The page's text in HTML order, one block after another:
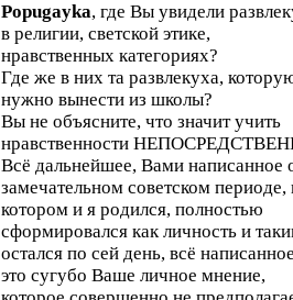
Popugayka, где Вы увидели
в религии, светской этике,
нравственных категориях?
Где же в них та развлекуха,
нужно вынести из школы?
Вы не объясните, что значит учить
нравственности
Всё дальнейшее, Вами написанное
замечательном советском периоде,
котором и я родился, полностью
сформировался как личность и
остался по сей день, всё
это сугубо Ваше личное мнение,